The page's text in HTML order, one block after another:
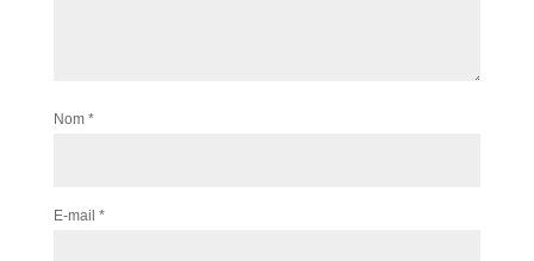
Nom *
E-mail *